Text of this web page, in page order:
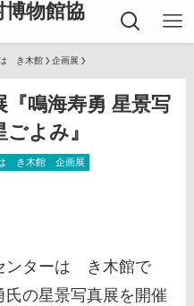
物館協
ゝき木館 企画展
『鳴海寿勇 星景写
よみ』
ゝき木館 企画展
ターはゝき木館で
の星景写真展を開催